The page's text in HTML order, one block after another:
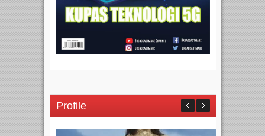
Profile